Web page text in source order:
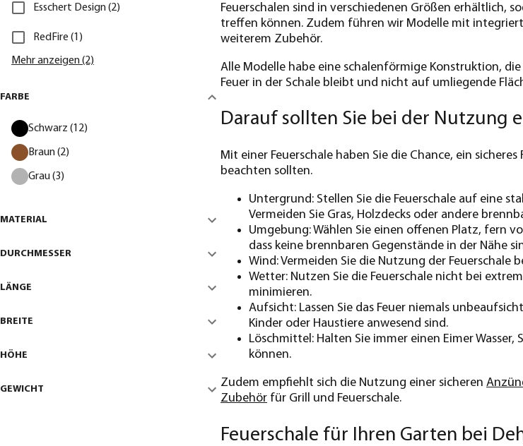
Esschert Design (2)
RedFire (1)
Mehr anzeigen (2)
FARBE
Schwarz (12)
Braun (2)
Grau (3)
MATERIAL
DURCHMESSER
LÄNGE
BREITE
HÖHE
GEWICHT
Feuerschalen sind in verschiedenen Größen erhältlich,
treffen können. Zudem führen wir Modelle mit
weiterem Zubehör.
Alle Modelle habe eine schalenförmige Konstruktion,
Feuer in der Schale bleibt und nicht auf umliegende
Darauf sollten Sie bei der Nutzung
Mit einer Feuerschale haben Sie die Chance, ein
beachten sollten.
Untergrund: Stellen Sie die Feuerschale auf eine
Vermeiden Sie Gras, Holzdecks oder andere
Umgebung: Wählen Sie einen offenen Platz, fern
dass keine brennbaren Gegenstände in der Nähe
Wind: Vermeiden Sie die Nutzung der
Wetter: Nutzen Sie die Feuerschale nicht bei
minimieren.
Aufsicht: Lassen Sie das Feuer niemals
Kinder oder Haustiere anwesend sind.
Löschmittel: Halten Sie immer einen Eimer
können.
Zudem empfiehlt sich die Nutzung einer sicheren
Zubehör für Grill und Feuerschale.
Feuerschale für Ihren Garten bei